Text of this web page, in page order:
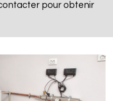
pour obtenir